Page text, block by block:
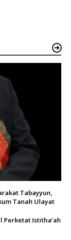
Tabayyun,
Tanah Ulayat
Perketat Istitha’ah